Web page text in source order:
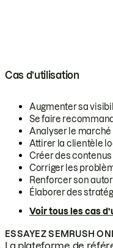
Cas d’utilisation
Augmenter sa
Se faire
Analyser le marché
Attirer la clientèle
Créer des
Corriger les
Renforcer son
Élaborer des
Voir tous les cas
ESSAYEZ SEMRUSH
La plateforme de